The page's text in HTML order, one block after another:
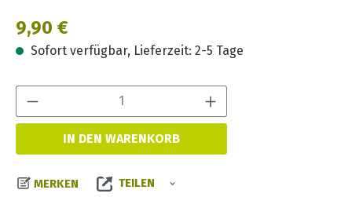
Regulärer Preis:
9,90 €
Sofort verfügbar, Lieferzeit: 2-5 Tage
IN DEN WARENKORB
MERKEN TEILEN